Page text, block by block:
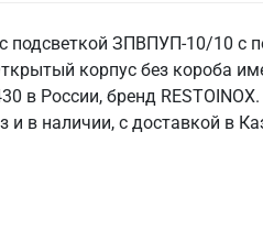
подсветкой ЗПВПУП-10/10 с
корпус без короба
в России, бренд
и в наличии, с доставкой в